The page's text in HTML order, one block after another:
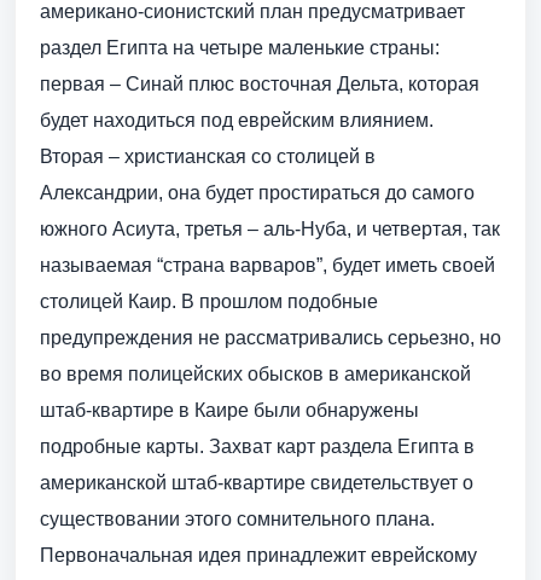
американо-сионистский план предусматривает
раздел Египта на четыре маленькие страны:
первая – Синай плюс восточная Дельта, которая
будет находиться под еврейским влиянием.
Вторая – христианская со столицей в
Александрии, она будет простираться до самого
южного Асиута, третья – аль-Нуба, и четвертая, так
называемая “страна варваров”, будет иметь своей
столицей Каир. В прошлом подобные
предупреждения не рассматривались серьезно, но
во время полицейских обысков в американской
штаб-квартире в Каире были обнаружены
подробные карты. Захват карт раздела Египта в
американской штаб-квартире свидетельствует о
существовании этого сомнительного плана.
Первоначальная идея принадлежит еврейскому